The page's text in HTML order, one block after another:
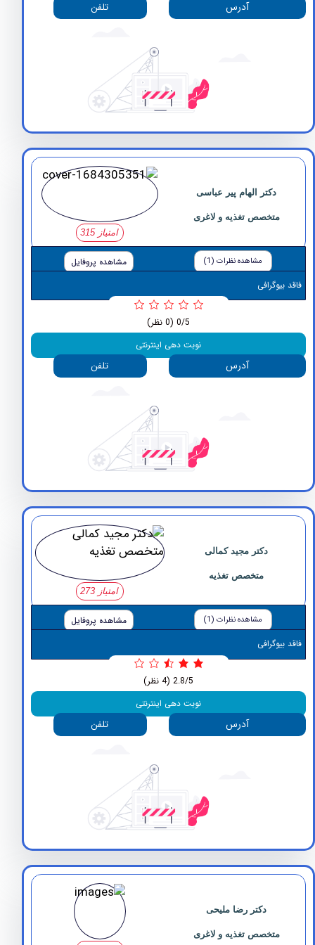
دکتر الهام پیر عباسی
متخصص تغذیه و لاغری
مشاهده نظرات (1)
مشاهده پروفایل
نوبت دهی اینترنتی
دکتر مجید کمالی
متخصص تغذیه
مشاهده نظرات (1)
مشاهده پروفایل
نوبت دهی اینترنتی
دکتر رضا ملیحی
متخصص تغذیه و لاغری